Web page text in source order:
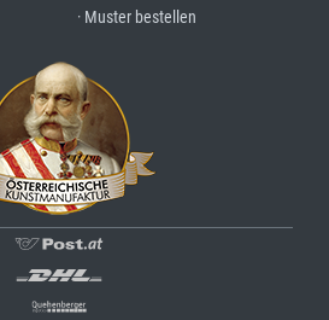
· Muster bestellen